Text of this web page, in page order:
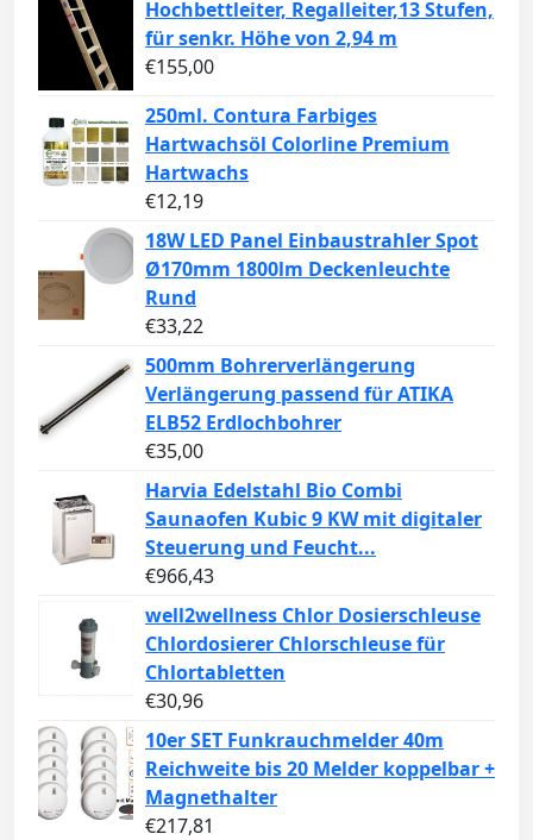
Hochbettleiter, Regalleiter,13 Stufen,
für senkr. Höhe von 2,94 m
€155,00
250ml. Contura Farbiges
Hartwachsöl Colorline Premium
Hartwachs
€12,19
18W LED Panel Einbaustrahler Spot
Ø170mm 1800lm Deckenleuchte
Rund
€33,22
500mm Bohrerverlängerung
Verlängerung passend für ATIKA
ELB52 Erdlochbohrer
€35,00
Harvia Edelstahl Bio Combi
Saunaofen Kubic 9 KW mit digitaler
Steuerung und Feucht...
€966,43
well2wellness Chlor Dosierschleuse
Chlordosierer Chlorschleuse für
Chlortabletten
€30,96
10er SET Funkrauchmelder 40m
Reichweite bis 20 Melder koppelbar +
Magnethalter
€217,81